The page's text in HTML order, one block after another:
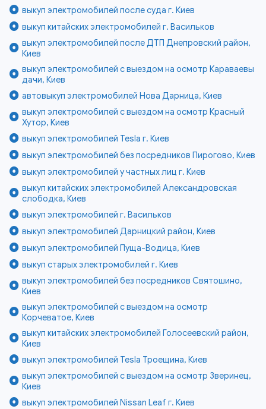
выкуп электромобилей после суда г. Киев
выкуп китайских электромобилей г. Васильков
выкуп электромобилей после ДТП Днепровский район,
Киев
выкуп электромобилей с выездом на осмотр Караваевы
дачи, Киев
автовыкуп электромобилей Нова Дарница, Киев
выкуп электромобилей с выездом на осмотр Красный
Хутор, Киев
выкуп электромобилей Tesla г. Киев
выкуп электромобилей без посредников Пирогово, Киев
выкуп электромобилей у частных лиц г. Киев
выкуп китайских электромобилей Александровская
слободка, Киев
выкуп электромобилей г. Васильков
выкуп электромобилей Дарницкий район, Киев
выкуп электромобилей Пуща-Водица, Киев
выкуп старых электромобилей г. Киев
выкуп электромобилей без посредников Святошино,
Киев
выкуп электромобилей с выездом на осмотр
Корчеватое, Киев
выкуп китайских электромобилей Голосеевский район,
Киев
выкуп электромобилей Tesla Троещина, Киев
выкуп электромобилей с выездом на осмотр Зверинец,
Киев
выкуп электромобилей Nissan Leaf г. Киев